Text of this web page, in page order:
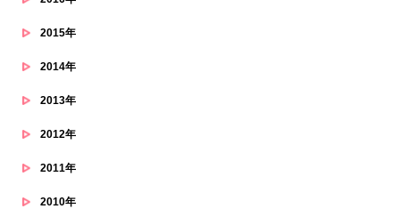
2015年
2014年
2013年
2012年
2011年
2010年